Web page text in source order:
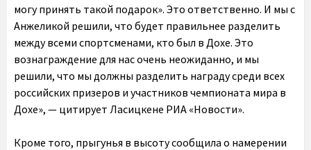
могу принять такой подарок». Это ответственно. И мы с
Анжеликой решили, что будет правильнее разделить
между всеми спортсменами, кто был в Дохе. Это
вознаграждение для нас очень неожиданно, и мы
решили, что мы должны разделить награду среди всех
российских призеров и участников чемпионата мира в
Дохе», — цитирует Ласицкене РИА «Новости».
Кроме того, прыгунья в высоту сообщила о намерении